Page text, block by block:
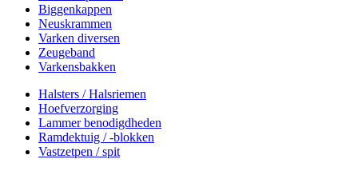
Biggenkappen
Neuskrammen
Varken diversen
Zeugeband
Varkensbakken
Halsters / Halsriemen
Hoefverzorging
Lammer benodigdheden
Ramdektuig / -blokken
Vastzetpen / spit